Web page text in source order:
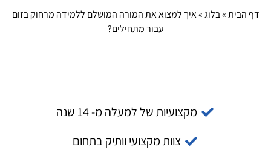
דף הבית»בלוג»איך למצוא את המורה המושלם ללמידה מרחוק בזום
עבור מתחילים?
מקצועיות של למעלה מ- 14 שנה
צוות מקצועי וותיק בתחום